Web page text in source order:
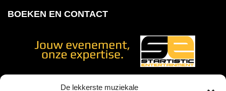
De lekkerste muziekale
BOEKEN EN CONTACT